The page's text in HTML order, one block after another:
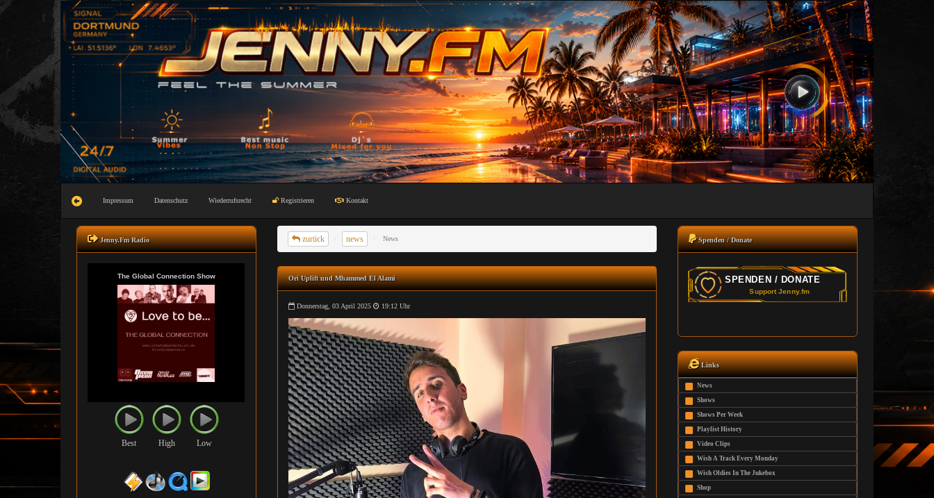
Impressum Datenschutz Wiederrufsrecht Registrieren Kontakt
Jenny.Fm Radio
Best High Low
zurück news News
Ori Uplift und Mhammed El Alami
Donnerstag, 03 April 2025 19:12 Uhr
Spenden / Donate
Links
News
Shows
Shows Per Week
Playlist History
Video Clips
Wish A Track Every Monday
Wish Oldies In The Jukebox
Shop